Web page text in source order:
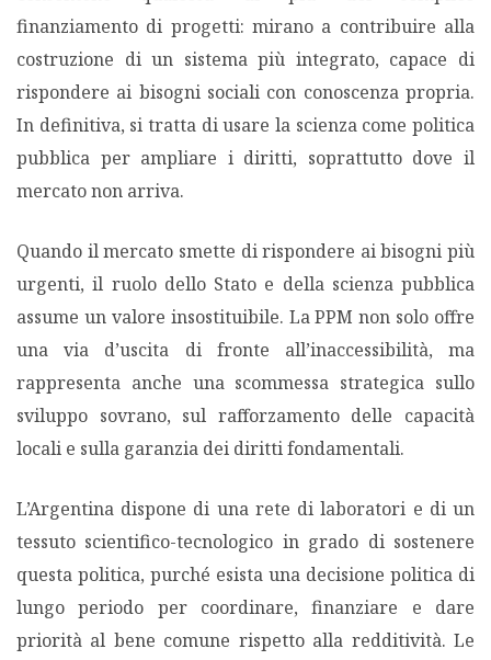
finanziamento di progetti: mirano a contribuire alla
costruzione di un sistema più integrato, capace di
rispondere ai bisogni sociali con conoscenza propria.
In definitiva, si tratta di usare la scienza come politica
pubblica per ampliare i diritti, soprattutto dove il
mercato non arriva.
Quando il mercato smette di rispondere ai bisogni più
urgenti, il ruolo dello Stato e della scienza pubblica
assume un valore insostituibile. La PPM non solo offre
una via d’uscita di fronte all’inaccessibilità, ma
rappresenta anche una scommessa strategica sullo
sviluppo sovrano, sul rafforzamento delle capacità
locali e sulla garanzia dei diritti fondamentali.
L’Argentina dispone di una rete di laboratori e di un
tessuto scientifico-tecnologico in grado di sostenere
questa politica, purché esista una decisione politica di
lungo periodo per coordinare, finanziare e dare
priorità al bene comune rispetto alla redditività. Le